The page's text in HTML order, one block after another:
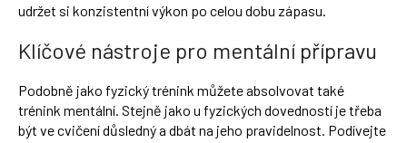
udržet si konzistentní výkon po celou dobu zápasu.
Klíčové nástroje pro mentální přípravu
Podobně jako fyzickýtrénink můžete absolvovat také
trénink mentální. Stejně jako u fyzických dovedností je třeba
být ve cvičení důsledný a dbát na jeho pravidelnost. Podívejte